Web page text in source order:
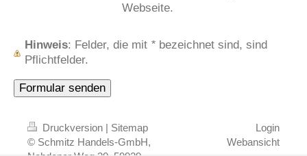
Webseite.
Hinweis : Felder, die mit * bezeichnet sind, sind
Pflichtfelder.
Druckversion | Sitemap
© Schmitz Handels-GmbH,
Login
Webansicht